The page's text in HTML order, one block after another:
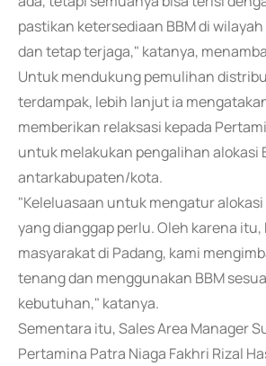
pastikan ketersediaan BBM di
dan tetap terjaga," katanya,
Untuk mendukung pemulihan
terdampak, lebih lanjut ia
memberikan relaksasi kepada
untuk melakukan pengalihan alokasi
antarkabupaten/kota.
"Keleluasaan untuk mengatur alokasi
yang dianggap perlu. Oleh karena itu,
masyarakat di Padang, kami
tenang dan menggunakan BBM
kebutuhan," katanya.
Sementara itu, Sales Area Manager
Pertamina Patra Niaga Fakhri Rizal